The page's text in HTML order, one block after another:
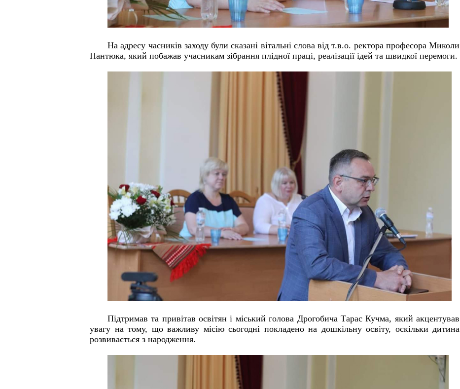
На адресу часників заходу були сказані вітальні слова від т.в.о. ректора професора Миколи
Пантюка, який побажав учасникам зібрання плідної праці, реалізації ідей та швидкої перемоги.
Підтримав та привітав освітян і міський голова Дрогобича Тарас Кучма, який акцентував
увагу на тому, що важливу місію сьогодні покладено на дошкільну освіту, оскільки дитина
розвивається з народження.